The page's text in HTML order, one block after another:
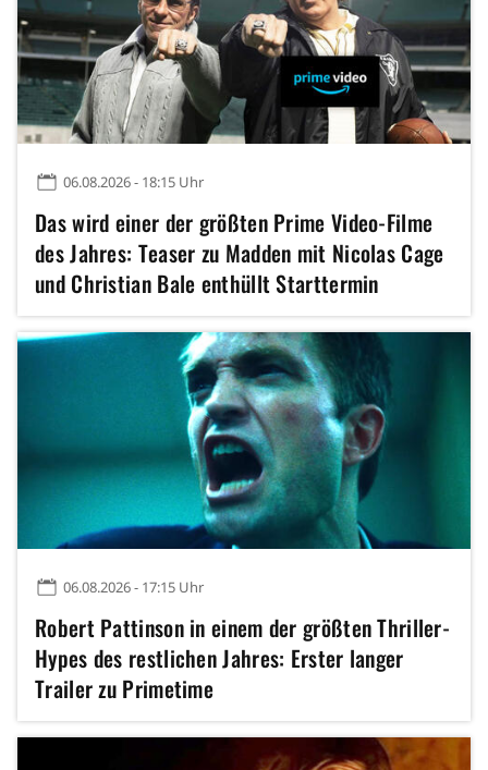
06.08.2026 - 18:15 Uhr
Das wird einer der größten Prime Video-Filme
des Jahres: Teaser zu Madden mit Nicolas Cage
und Christian Bale enthüllt Starttermin
06.08.2026 - 17:15 Uhr
Robert Pattinson in einem der größten Thriller-
Hypes des restlichen Jahres: Erster langer
Trailer zu Primetime